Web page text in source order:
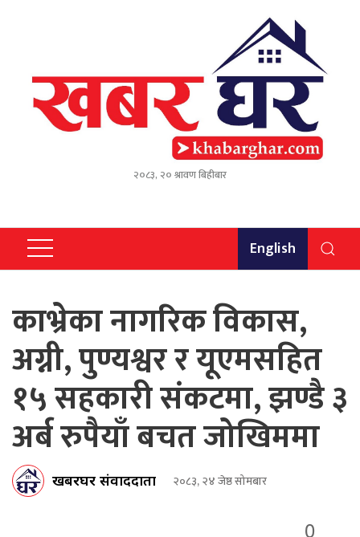
२०८३, २० श्रावण बिहीबार
English
काभ्रेका नागरिक विकास,
अग्नी, पुण्यश्वर र यूएमसहित
१५ सहकारी संकटमा, झण्डै ३
अर्ब रुपैयाँ बचत जोखिममा
खबरघर संवाददाता २०८३, २४ जेष्ठ सोमबार
0